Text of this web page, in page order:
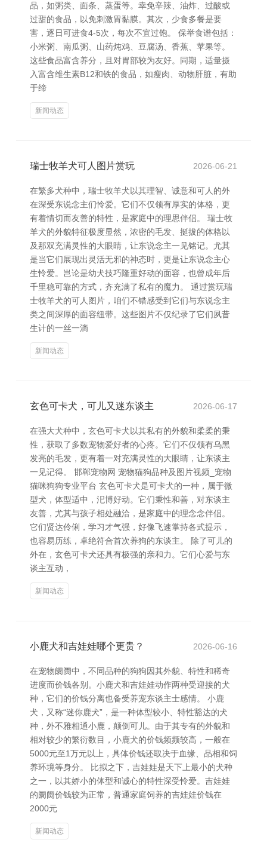
品，如粥类、面条、蒸蛋等。幸免辛辣、油炸、过酸或
过甜的食品，以免刺激胃黏膜。其次，少食多餐是要
害，逐日可进食4-5次，每次不宜过饱。 保举食谱包括：
小米粥、南瓜粥、山药炖鸡、豆腐汤、香蕉、苹果等。
这些食品富含养分，且对胃部较为友好。同期，适量摄
入富含维生素B12和铁的食品，如瘦肉、动物肝脏，有助
于缔
新闻动态
瑞士牧羊犬可人图片赏玩 2026-06-21
在繁多犬种中，瑞士牧羊犬以其理智、诚意和可人的外
在深受东说念主们怜爱。它们不仅领有厚实的体格，更
有着情切而友善的特性，是家庭中的理思伴侣。 瑞士牧
羊犬的外貌特征极度显然，浓密的毛发、挺拔的体格以
及那双充满灵性的大眼睛，让东说念主一见铭记。尤其
是当它们展现出灵活无邪的神态时，更是让东说念主心
生怜爱。岂论是幼犬技巧隆重好动的面容，也曾成年后
千里稳可靠的方式，齐充满了私有的魔力。 通过赏玩瑞
士牧羊犬的可人图片，咱们不错感受到它们与东说念主
类之间深厚的面容纽带。这些图片不仅纪录了它们夙昔
生计的一丝一滴
新闻动态
玄色可卡犬，可儿又迷东谈主 2026-06-17
在强大犬种中，玄色可卡犬以其私有的外貌和柔柔的秉
性，获取了多数宠物爱好者的心疼。它们不仅领有乌黑
发亮的毛发，更有着一对充满灵性的大眼睛，让东谈主
一见记得。 邯郸宠物网 宠物猫狗品种及图片视频_宠物
猫咪狗狗专业平台 玄色可卡犬是可卡犬的一种，属于微
型犬，体型适中，汜博好动。它们秉性和善，对东谈主
友善，尤其与孩子相处融洽，是家庭中的理念念伴侣。
它们贤达伶俐，学习才气强，好像飞速掌持各式提示，
也容易历练，卓绝符合首次养狗的东谈主。 除了可儿的
外在，玄色可卡犬还具有极强的亲和力。它们心爱与东
谈主互动，
新闻动态
小鹿犬和吉娃娃哪个更贵？ 2026-06-16
在宠物阛阓中，不同品种的狗狗因其外貌、特性和稀奇
进度而价钱各别。小鹿犬和吉娃娃动作两种受迎接的犬
种，它们的价钱分离也备受养宠东谈主士感情。 小鹿
犬，又称“迷你鹿犬”，是一种体型较小、特性豁达的犬
种，外不雅相通小鹿，颠倒可儿。由于其专有的外貌和
相对较少的繁衍数目，小鹿犬的价钱频频较高，一般在
5000元至1万元以上，具体价钱还取决于血缘、品相和饲
养环境等身分。 比拟之下，吉娃娃是天下上最小的犬种
之一，以其娇小的体型和诚心的特性深受怜爱。吉娃娃
的阛阓价钱较为正常，普通家庭饲养的吉娃娃价钱在
2000元
新闻动态